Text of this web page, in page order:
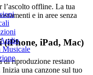
Musicale
l’ascolto offline. La tua
e in aree senza
(iPhone, iPad, Mac)
di riproduzione restano
una canzone sul tuo